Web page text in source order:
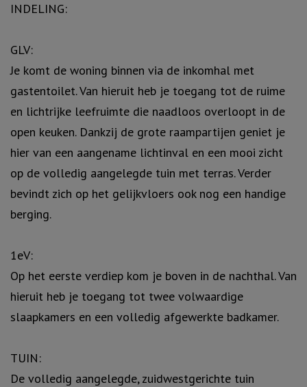
INDELING:
GLV:
Je komt de woning binnen via de inkomhal met
gastentoilet. Van hieruit heb je toegang tot de ruime
en lichtrijke leefruimte die naadloos overloopt in de
open keuken. Dankzij de grote raampartijen geniet je
hier van een aangename lichtinval en een mooi zicht
op de volledig aangelegde tuin met terras. Verder
bevindt zich op het gelijkvloers ook nog een handige
berging.
1eV:
Op het eerste verdiep kom je boven in de nachthal. Van
hieruit heb je toegang tot twee volwaardige
slaapkamers en een volledig afgewerkte badkamer.
TUIN:
De volledig aangelegde, zuidwestgerichte tuin